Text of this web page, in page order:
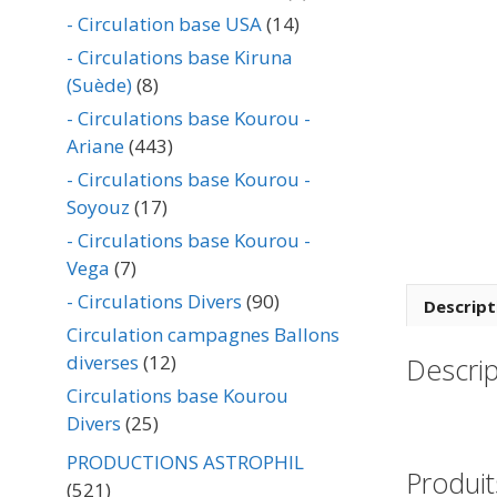
- Circulation base USA(14)
- Circulations base Kiruna
(Suède)(8)
- Circulations base Kourou -
Ariane(443)
- Circulations base Kourou -
Soyouz (17)
- Circulations base Kourou -
Vega (7)
- Circulations Divers (90)
Circulation campagnes Ballons
diverses (12)
Circulations base Kourou
Divers (25)
PRODUCTIONS ASTROPHIL
(521)